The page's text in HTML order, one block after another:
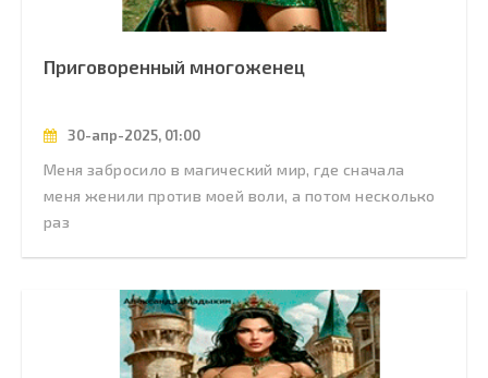
Приговоренный многоженец
30-апр-2025, 01:00
Меня забросило в магический мир, где сначала
меня женили против моей воли, а потом несколько
раз